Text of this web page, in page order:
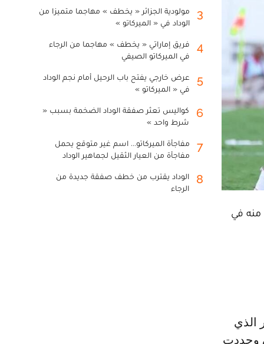
منه في
وجددت
3
مولودية الجزائر « يخطف » مهاجما متميزا من
الوداد في « الميركاتو »
4
فريق إماراتي « يخطف » مهاجما من الرجاء
في الميركاتو الصيفي
5
عرض خارجي يفتح باب الرحيل أمام نجم الوداد
في « الميركاتو »
6
كواليس تعثر صفقة الوداد الضخمة بسبب «
شرط واحد »
7
مفاجأة الميركاتو... اسم غير متوقع يحمل
مفاجأة من العيار الثقيل لجماهير الوداد
8
الوداد يقترب من خطف صفقة جديدة من
الرجاء